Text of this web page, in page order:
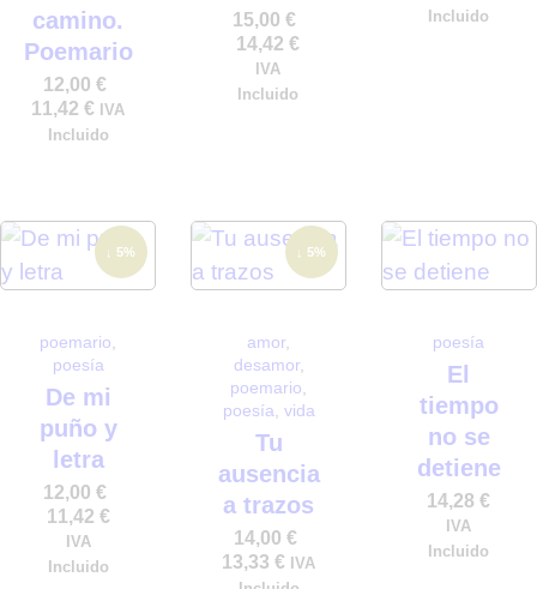
camino.
Poemario
12,00 €
11,42€ IVA
Incluido
15,00€
14,42€
IVA
Incluido
Incluido
↓ 5%
poemario
poesía
De mi
puño y
letra
12,00 €
11,42 €
IVA
Incluido
↓ 5%
amor
desamor,
poemario
poesía vida
Tu
ausencia
a trazos
14,00 €
13,33 € IVA
poesía
El
tiempo
no se
detiene
14,28€
IVA
Incluido